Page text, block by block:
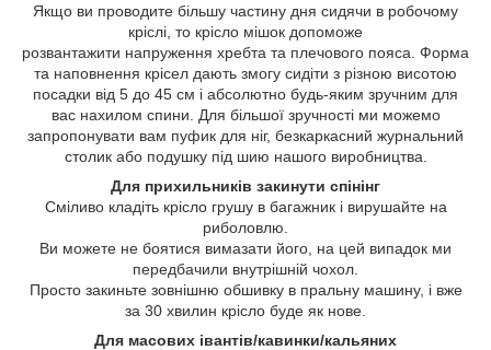
Якщо ви проводите більшу частину дня сидячи в робочому
кріслі, то крісло мішок допоможе
розвантажити напруження хребта та плечового пояса. Форма
та наповнення крісел дають змогу сидіти з різною висотою
посадки від 5 до 45 см і абсолютно будь-яким зручним для
вас нахилом спини. Для більшої зручності ми можемо
запропонувати вам пуфик для ніг, безкаркасний журнальний
столик або подушку під шию нашого виробництва.
Для прихильників закинути спінінг
Сміливо кладіть крісло грушу в багажник і вирушайте на
риболовлю.
Ви можете не боятися вимазати його, на цей випадок ми
передбачили внутрішній чохол.
Просто закиньте зовнішню обшивку в пральну машину, і вже
за 30 хвилин крісло буде як нове.
Для масових івантів/кавинки/кальяних